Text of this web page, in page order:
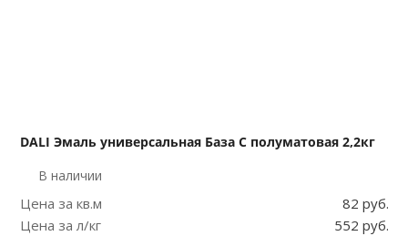
DALI Эмаль универсальная База С полуматовая 2,2кг
В наличии
Цена за кв.м
82 руб.
Цена за л/кг
552 руб.